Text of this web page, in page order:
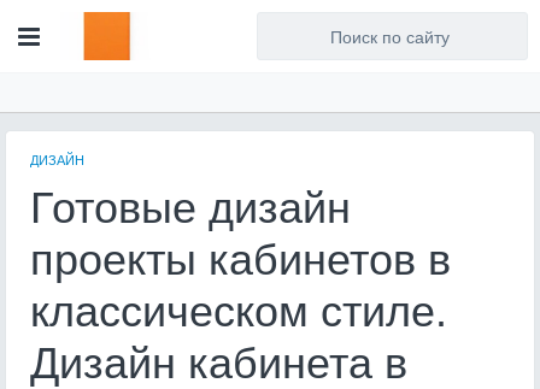
ДИЗАЙН
Готовые дизайн
проекты кабинетов в
классическом стиле.
Дизайн кабинета в
Для любых предложений по
сайту: artist71@cp9.ru